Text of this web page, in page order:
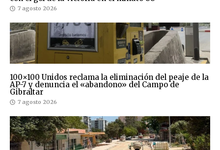
7 agosto 2026
100×100 Unidos reclama la eliminación del peaje de la
AP-7 y denuncia el «abandono» del Campo de
Gibraltar
7 agosto 2026